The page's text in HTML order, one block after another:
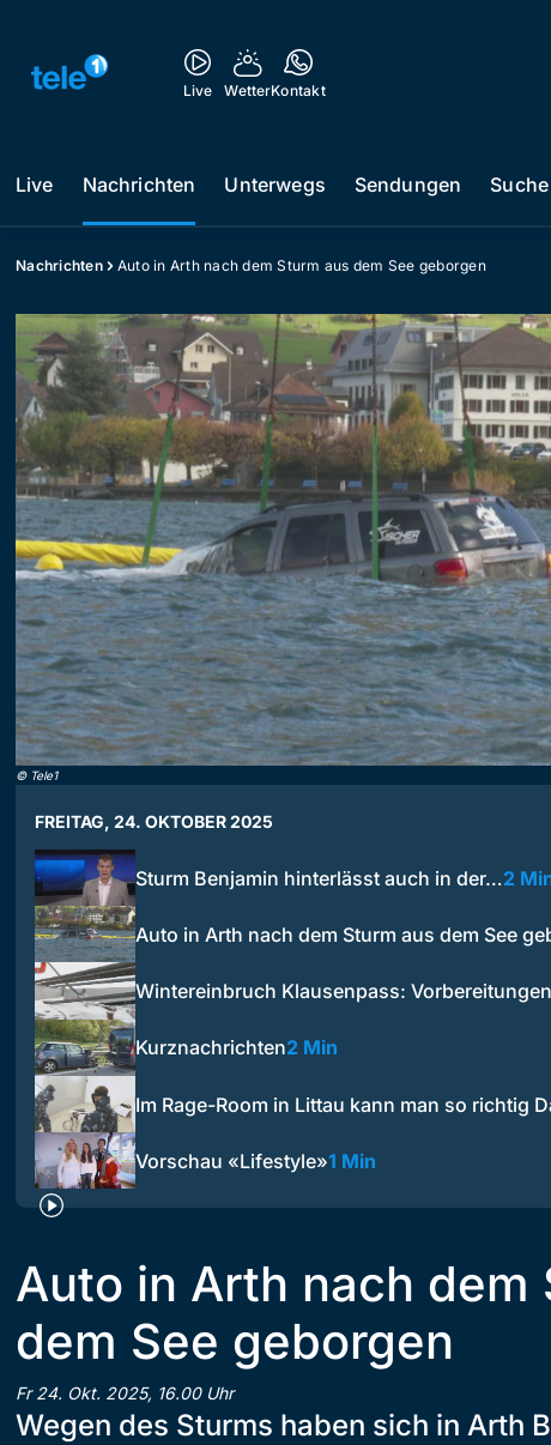
Live WetterKontakt
Live Nachrichten Unterwegs Sendungen Suche
Nachrichten Auto in Arth nach dem Sturm aus dem See geborgen
© Tele1
FREITAG, 24. OKTOBER 2025
Sturm Benjamin hinterlässt auch in der…2
Auto in Arth nach dem Sturm aus dem See
Wintereinbruch Klausenpass:
Kurznachrichten2 Min
Im Rage-Room in Littau kann man so richtig
Vorschau «Lifestyle»1 Min
Auto in Arth nach dem
dem See geborgen
Fr 24. Okt. 2025, 16.00 Uhr
Wegen des Sturms haben sich in Arth